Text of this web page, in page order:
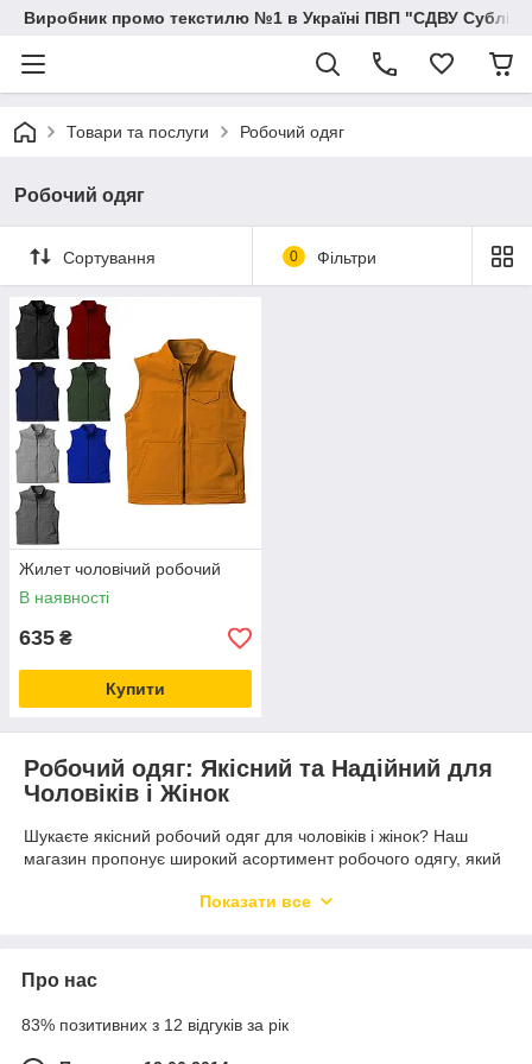
Виробник промо текстилю №1 в Україні ПВП "СДВУ
Товари та послуги Робочий одяг
Робочий одяг
Сортування 0 Фільтри
Жилет чоловічий робочий
В наявності
635 ₴
Купити
Робочий одяг: Якісний та Надійний для
Чоловіків і Жінок
Шукаєте якісний робочий одяг для чоловіків і жінок? Наш
магазин пропонує широкий асортимент робочого одягу, який
Чому варто купити робочий одяг у нас?
виготовлений з міцних і зносостійких матеріалів, які
Для чоловіків і жінок: В асортименті представлені
Показати все
Про нас
83% позитивних з 12 відгуків за рік